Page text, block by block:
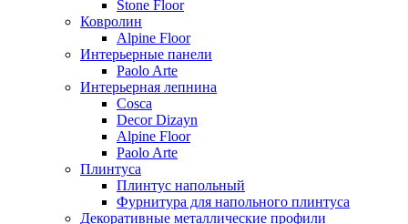
Stone Floor
Ковролин
Alpine Floor
Интерьерные панели
Paolo Arte
Интерьерная лепнина
Cosca
Decor Dizayn
Alpine Floor
Paolo Arte
Плинтуса
Плинтус напольный
Фурнитура для напольного плинтуса
Декоративные металлические профили